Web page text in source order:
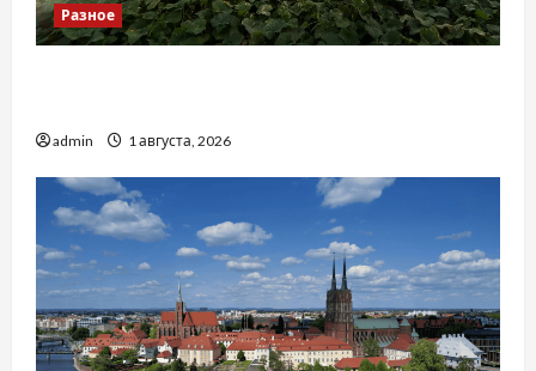
Разное
admin 1 августа, 2026